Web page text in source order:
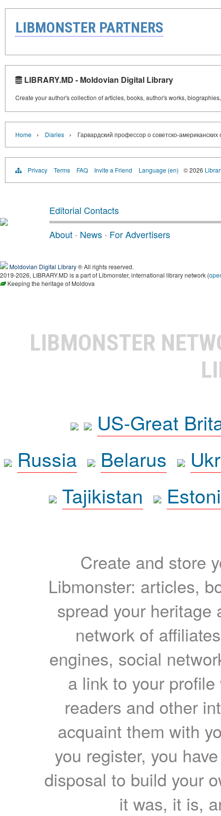
LIBMONSTER PARTNERS
LIBRARY.MD - Moldovian Digital Library
Create your author's collection of articles, books, author's works,
Home › Diaries › Гарвардский профессор о советско-
Privacy Terms FAQ Invite a Friend Language (en) © 2026
Editorial Contacts
About · News · For Advertisers
Moldovian Digital Library® All rights reserved.
2019-2026, LIBRARY.MD is a part of Libmonster, international library network (
Keeping the heritage of Moldova
LIBMONSTER
US-Great
Russia
Belarus
Tajikistan
Create and store
Libmonster: articles,
spread your heritage
network of
engines, social
a link to your
readers and other
acquaint them with
you register, you
disposal to build your
it was, it is,